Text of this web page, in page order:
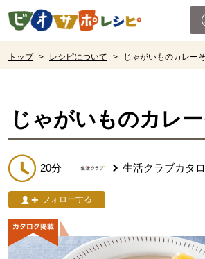
ページの先頭です。
トップ > レシピについて > じゃがいものカレー
じゃがいものカレ
20分 生活クラブカタ
フォローする